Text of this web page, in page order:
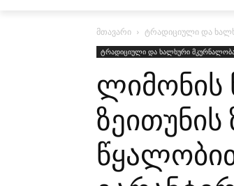
მთავარი ტრადიციული და
ტრადიციული და ხალხური
ლიმონის
ზეითუნის